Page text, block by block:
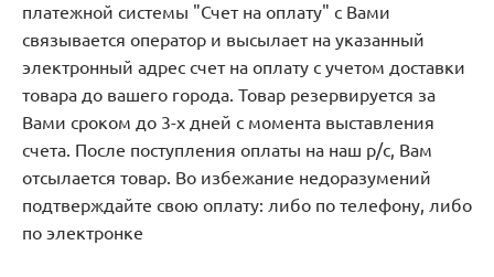
платежной системы "Счет на оплату" с Вами
связывается оператор и высылает на указанный
электронный адрес счет на оплату с учетом доставки
товара до вашего города. Товар резервируется за
Вами сроком до 3-х дней с момента выставления
счета. После поступления оплаты на наш р/с, Вам
отсылается товар. Во избежание недоразумений
подтверждайте свою оплату: либо по телефону, либо
по электронке